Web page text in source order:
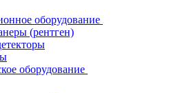
оборудование
(рентген)
оборудование